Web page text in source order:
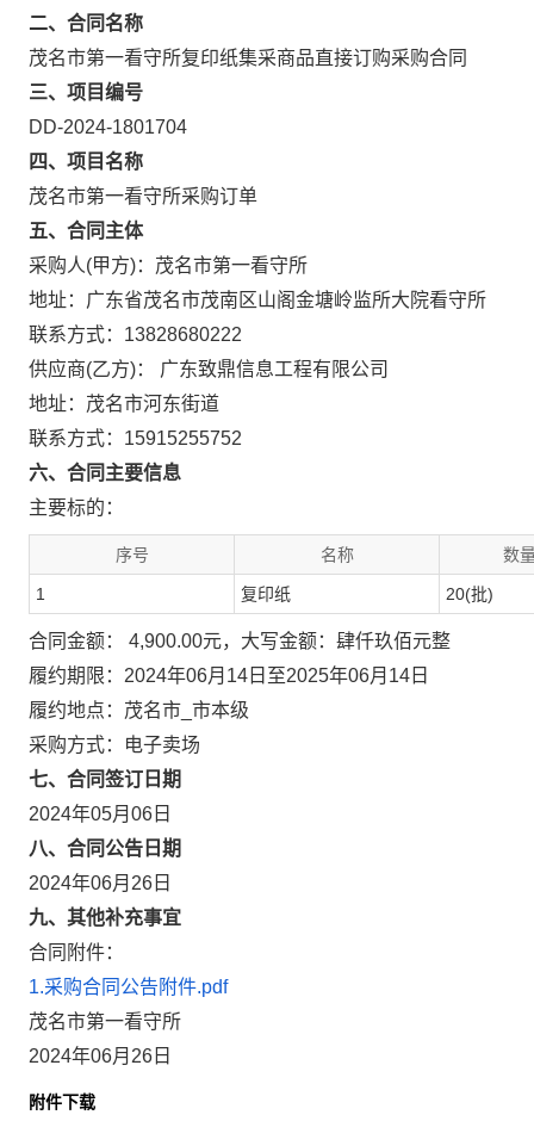
二、合同名称
茂名市第一看守所复印纸集采商品直接订购采购合同
三、项目编号
DD-2024-1801704
四、项目名称
茂名市第一看守所采购订单
五、合同主体
采购人(甲方)：茂名市第一看守所
地址：广东省茂名市茂南区山阁金塘岭监所大院看守所
联系方式：13828680222
供应商(乙方)： 广东致鼎信息工程有限公司
地址：茂名市河东街道
联系方式：15915255752
六、合同主要信息
主要标的：
序号 名称 数
1 复印纸 20(批)
合同金额： 4,900.00元，大写金额：肆仟玖佰元整
履约期限：2024年06月14日至2025年06月14日
履约地点：茂名市_市本级
采购方式：电子卖场
七、合同签订日期
2024年05月06日
八、合同公告日期
2024年06月26日
九、其他补充事宜
合同附件：
1.采购合同公告附件.pdf
茂名市第一看守所
2024年06月26日
附件下载